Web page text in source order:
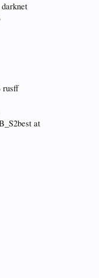
rusff
at